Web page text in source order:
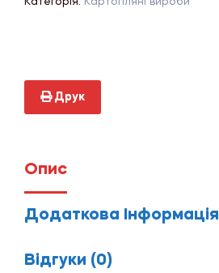
Друк
Опис
Додаткова Інформація
Відгуки (0)